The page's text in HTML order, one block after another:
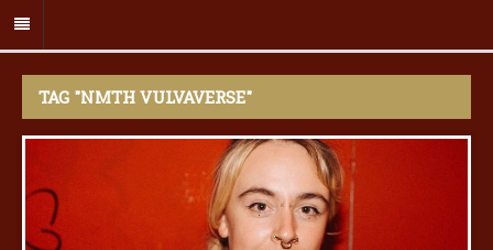
TAG "NMTH VULVAVERSE"